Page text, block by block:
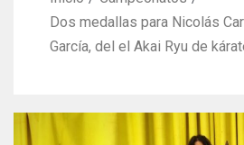
Dos medallas para Nicolás
García, del el Akai Ryu de